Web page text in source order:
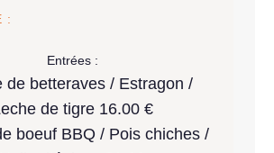
:
Entrées :
de betteraves / Estragon /
de tigre 16.00 €
boeuf BBQ / Pois chiches /